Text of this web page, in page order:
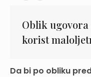
Oblik ugovora
korist
Da bi po obliku